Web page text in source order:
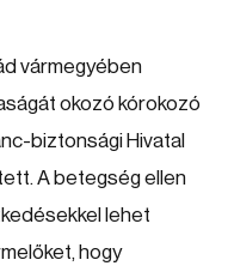
vármegyében
okozó kórokozó
biztonsági Hivatal
A betegség ellen
lehet
hogy